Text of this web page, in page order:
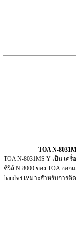
TOA N-
TOA N-8031MS Y เป็น เค
ซีรีส์ N-8000 ของ TOA ออ
handset เหมาะสำหรับกา